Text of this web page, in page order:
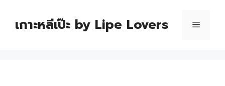
เกาะหลีเป๊ะ by Lipe Lovers